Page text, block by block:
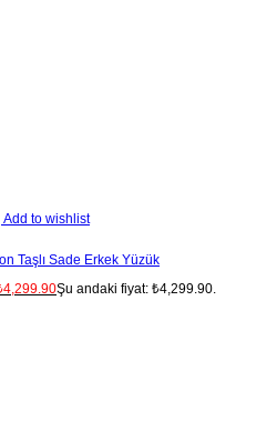
Add to wishlist
Taşlı Sade Erkek Yüzük
4,299.90Şu andaki fiyat: ₺4,299.90.